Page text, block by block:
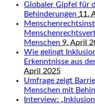
Globaler Gipfel für
Behinderungen 11.
Menschen 9. April
Wie gelingt
Erkenntnisse aus
April 2025
Umfrage zeigt
Menschen mit
Interview: